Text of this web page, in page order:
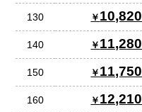
130 10,820
140 11,280
150 11,750
160 12,210